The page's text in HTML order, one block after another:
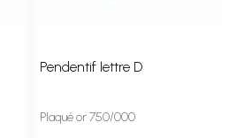
Pendentif lettre D
Plaqué or 750/000